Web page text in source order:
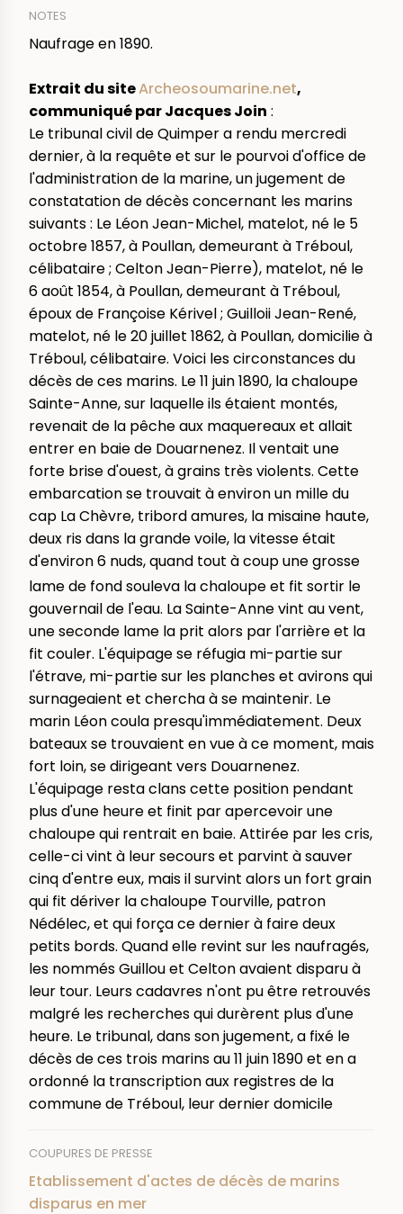
NOTES
Naufrage en 1890.
Extrait du siteArcheosoumarine.net,
communiqué par Jacques Join :
Le tribunal civil de Quimper a rendu mercredi
dernier, à la requête et sur le pourvoi d'office de
l'administration de la marine, un jugement de
constatation de décès concernant les marins
suivants : Le Léon Jean-Michel, matelot, né le 5
octobre 1857, à Poullan, demeurant à Tréboul,
célibataire ; Celton Jean-Pierre), matelot, né le
6 août 1854, à Poullan, demeurant à Tréboul,
époux de Françoise Kérivel ; Guilloii Jean-René,
matelot, né le 20 juillet 1862, à Poullan, domicilie à
Tréboul, célibataire. Voici les circonstances du
décès de ces marins. Le 11 juin 1890, la chaloupe
Sainte-Anne, sur laquelle ils étaient montés,
revenait de la pêche aux maquereaux et allait
entrer en baie de Douarnenez. Il ventait une
forte brise d'ouest, à grains très violents. Cette
embarcation se trouvait à environ un mille du
cap La Chèvre, tribord amures, la misaine haute,
deux ris dans la grande voile, la vitesse était
d'environ 6 nuds, quand tout à coup une grosse
lame de fond souleva la chaloupe et fit sortir le
gouvernail de l'eau. La Sainte-Anne vint au vent,
une seconde lame la prit alors par l'arrière et la
fit couler. L'équipage se réfugia mi-partie sur
l'étrave, mi-partie sur les planches et avirons qui
surnageaient et chercha à se maintenir. Le
marin Léon coula presqu'immédiatement. Deux
bateaux se trouvaient en vue à ce moment, mais
fort loin, se dirigeant vers Douarnenez.
L'équipage resta clans cette position pendant
plus d'une heure et finit par apercevoir une
chaloupe qui rentrait en baie. Attirée par les cris,
celle-ci vint à leur secours et parvint à sauver
cinq d'entre eux, mais il survint alors un fort grain
qui fit dériver la chaloupe Tourville, patron
Nédélec, et qui força ce dernier à faire deux
petits bords. Quand elle revint sur les naufragés,
les nommés Guillou et Celton avaient disparu à
leur tour. Leurs cadavres n'ont pu être retrouvés
malgré les recherches qui durèrent plus d'une
heure. Le tribunal, dans son jugement, a fixé le
décès de ces trois marins au 11 juin 1890 et en a
ordonné la transcription aux registres de la
commune de Tréboul, leur dernier domicile
COUPURES DE PRESSE
Etablissement d'actes de décès de marins
disparus en mer